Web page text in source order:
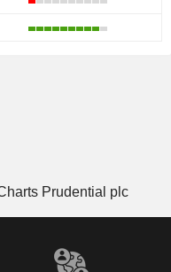
Prudential plc